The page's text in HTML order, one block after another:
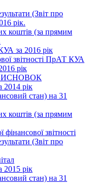
(Звіт про
рік.
коштів (за прямим
за 2016 рік
звітності ПрАТ КУА
рік
2014 рік
стан) на 31
коштів (за прямим
звітності
(Звіт про
2015 рік
стан) на 31